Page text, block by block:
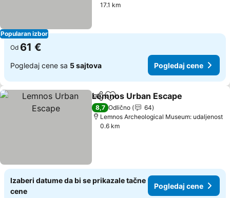
Popularan izbor
17.1 km
Od 61 €
Pogledaj cene sa 5 sajtova Pogledaj cene
Deli Dodati u favorite
Lemnos Urban Escape
8,7 Odlično
64
Lemnos Archeological Museum: udaljenost
0.6 km
Izaberi datume da bi se prikazale tačne
cene
Pogledaj cene